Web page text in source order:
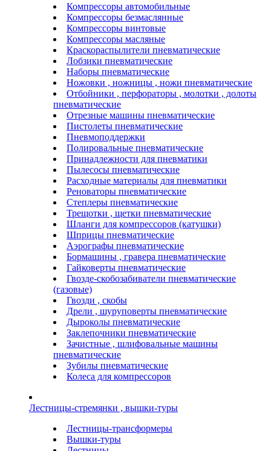
Компрессоры автомобильные
Компрессоры безмаслянные
Компрессоры винтовые
Компрессоры масляные
Краскораспылители пневматические
Лобзики пневматические
Наборы пневматические
Ножовки , ножницы , ножи пневматические
Отбойники , перфораторы , молотки , долоты
пневматические
Отрезные машины пневматические
Пистолеты пневматические
Пневмоподдержки
Полировальные пневматические
Принадлежности для пневматики
Пылесосы пневматические
Расходные материалы для пневматики
Реноваторы пневматические
Степлеры пневматические
Трещотки , щетки пневматические
Шланги для компрессоров (катушки)
Шприцы пневматические
Аэрографы пневматические
Бормашины , гравера пневматические
Гайковерты пневматические
Гвозде-скобозабиватели пневматические
(газовые)
Гвозди , скобы
Дрели , шуруповерты пневматические
Дыроколы пневматические
Заклепочники пневматические
Зачистные , шлифовальные машины
пневматические
Зубилы пневматические
Колеса для компрессоров
Лестницы-стремянки , вышки-туры
Лестницы-трансформеры
Вышки-туры